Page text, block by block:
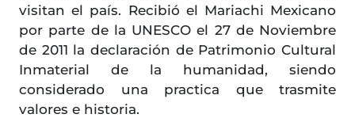
visitan el país. Recibió el Mariachi Mexicano
por parte de la UNESCO el 27 de Noviembre
de 2011 la declaración de Patrimonio Cultural
Inmaterial de la humanidad, siendo
considerado una practica que trasmite
valores e historia.